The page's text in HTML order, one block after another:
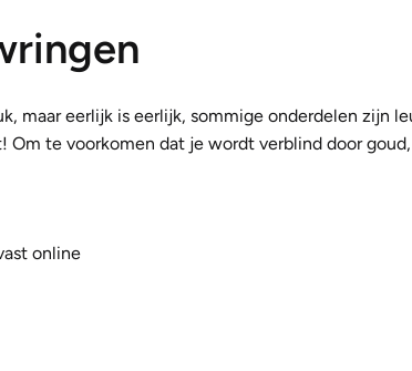
maar eerlijk is eerlijk, sommige onderdelen zijn
te voorkomen dat je wordt verblind door
online